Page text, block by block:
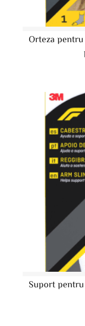
Orteza pentru
Suport pentru